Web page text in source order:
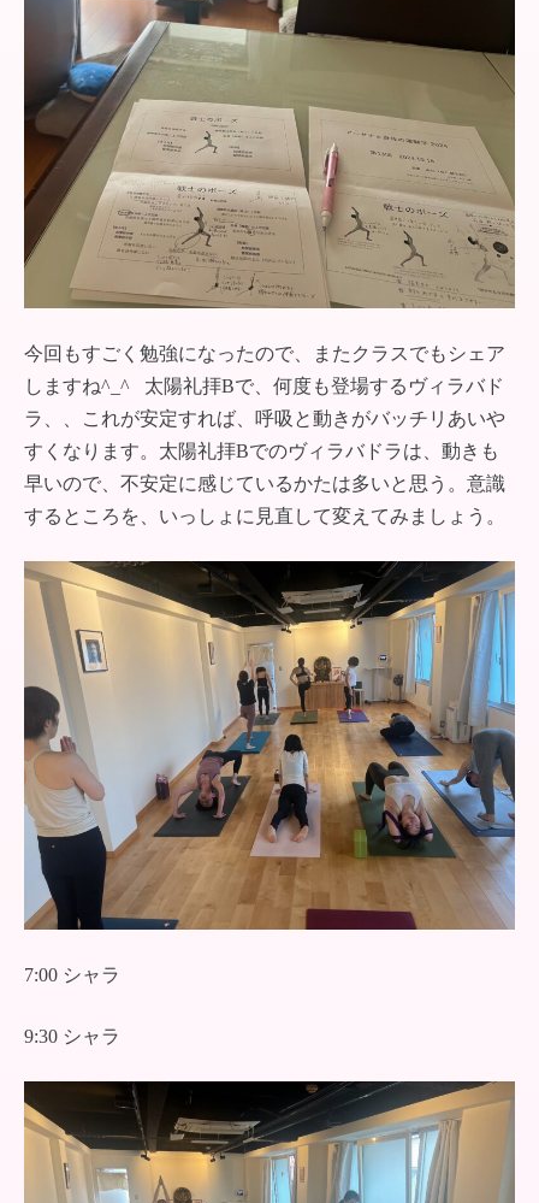
今回もすごく勉強になったので、またクラスでもシェア
しますね^_^ 太陽礼拝Bで、何度も登場するヴィラバド
ラ、、これが安定すれば、呼吸と動きがバッチリあいや
すくなります。太陽礼拝Bでのヴィラバドラは、動きも
早いので、不安定に感じているかたは多いと思う。意識
するところを、いっしょに見直して変えてみましょう。
7:00 シャラ
9:30 シャラ